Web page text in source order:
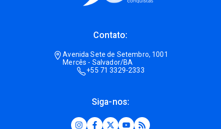
Contato:
Avenida Sete de Setembro, 1001
Mercês - Salvador/BA
+55 71 3329-2333
Siga-nos: